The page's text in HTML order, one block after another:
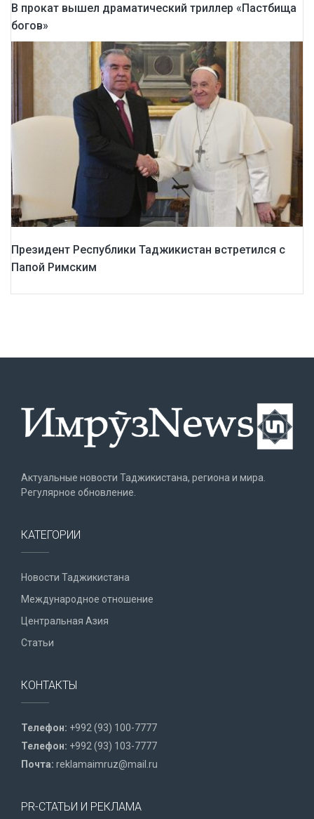
В прокат вышел драматический триллер «Пастбища
богов»
Президент Республики Таджикистан встретился с
Папой Римским
Актуальные новости Таджикистана, региона и мира.
Регулярное обновление.
КАТЕГОРИИ
Новости Таджикистана
Международное отношение
Центральная Азия
Статьи
КОНТАКТЫ
Телефон: +992 (93) 100-7777
Телефон: +992 (93) 103-7777
Почта: reklamaimruz@mail.ru
PR-СТАТЬИ И РЕКЛАМА